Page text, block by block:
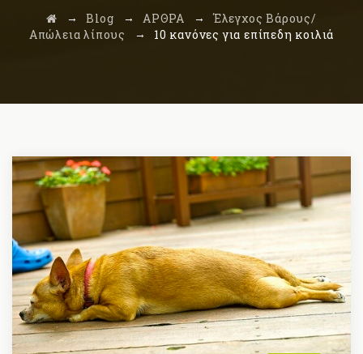
→ Blog → ΑΡΘΡΑ → Έλεγχος Βάρους/
Απώλεια λίπους
→ 10 κανόνες για επίπεδη κοιλιά